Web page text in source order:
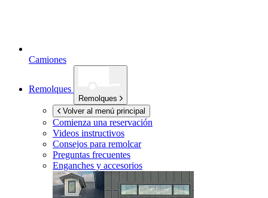
Camiones
Remolques
Remolques
Volver al menú principal
Comienza una reservación
Videos instructivos
Consejos para remolcar
Preguntas frecuentes
Enganches y accesorios